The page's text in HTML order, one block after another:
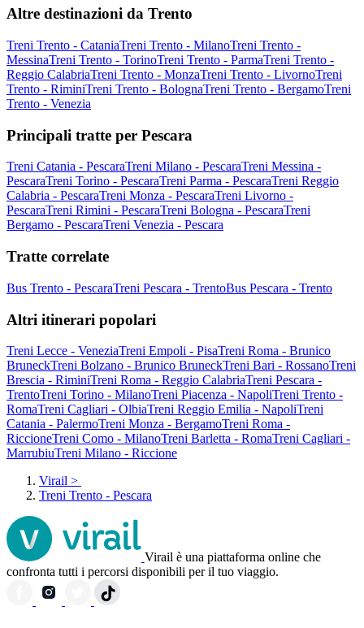
Altre destinazioni da Trento
Treni Trento - CataniaTreni Trento - MilanoTreni Trento -
MessinaTreni Trento - TorinoTreni Trento - ParmaTreni Trento -
Reggio CalabriaTreni Trento - MonzaTreni Trento - LivornoTreni
Trento - RiminiTreni Trento - BolognaTreni Trento - BergamoTreni
Trento - Venezia
Principali tratte per Pescara
Treni Catania - PescaraTreni Milano - PescaraTreni Messina -
PescaraTreni Torino - PescaraTreni Parma - PescaraTreni Reggio
Calabria - PescaraTreni Monza - PescaraTreni Livorno -
PescaraTreni Rimini - PescaraTreni Bologna - PescaraTreni
Bergamo - PescaraTreni Venezia - Pescara
Tratte correlate
Bus Trento - PescaraTreni Pescara - TrentoBus Pescara - Trento
Altri itinerari popolari
Treni Lecce - VeneziaTreni Empoli - PisaTreni Roma - Brunico
BruneckTreni Bolzano - Brunico BruneckTreni Bari - RossanoTreni
Brescia - RiminiTreni Roma - Reggio CalabriaTreni Pescara -
TrentoTreni Torino - MilanoTreni Piacenza - NapoliTreni Trento -
RomaTreni Cagliari - OlbiaTreni Reggio Emilia - NapoliTreni
Catania - PalermoTreni Monza - BergamoTreni Roma -
RiccioneTreni Como - MilanoTreni Barletta - RomaTreni Cagliari -
MarrubiuTreni Milano - Riccione
Virail >
Treni Trento - Pescara
Virail è una piattaforma online che
confronta tutti i percorsi disponibili per il tuo viaggio.